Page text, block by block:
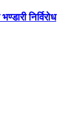
निर्विरोध